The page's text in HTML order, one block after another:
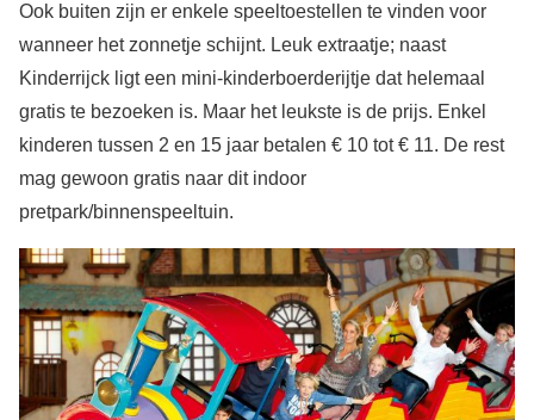
Ook buiten zijn er enkele speeltoestellen te vinden voor
wanneer het zonnetje schijnt. Leuk extraatje; naast
Kinderrijck ligt een mini-kinderboerderijtje dat helemaal
gratis te bezoeken is. Maar het leukste is de prijs. Enkel
kinderen tussen 2 en 15 jaar betalen € 10 tot € 11. De rest
mag gewoon gratis naar dit indoor
pretpark/binnenspeeltuin.